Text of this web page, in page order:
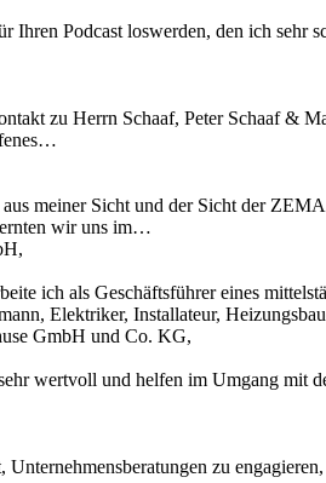
Podcast loswerden, den ich sehr
zu Herrn Schaaf, Peter Schaaf &
meiner Sicht und der Sicht der
wir uns im…
ich als Geschäftsführer eines
Elektriker, Installateur,
GmbH und Co. KG,
wertvoll und helfen im Umgang mit
zu